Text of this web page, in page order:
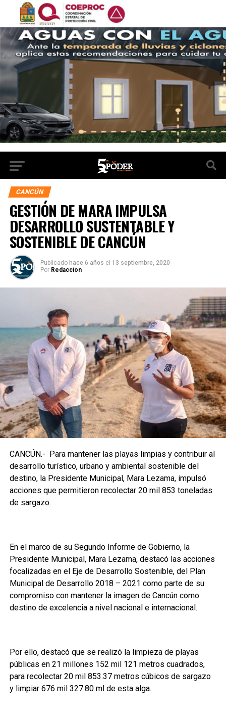
CANCÚN
GESTIÓN DE MARA IMPULSA
DESARROLLO SUSTENTABLE Y
SOSTENIBLE DE CANCÚN
Publicado hace 6 años el 13 septiembre, 2020
Por Redaccion
CANCÚN.- Para mantener las playas limpias y contribuir al
desarrollo turístico, urbano y ambiental sostenible del
destino, la Presidente Municipal, Mara Lezama, impulsó
acciones que permitieron recolectar 20 mil 853 toneladas
de sargazo.
En el marco de su Segundo Informe de Gobierno, la
Presidente Municipal, Mara Lezama, destacó las acciones
focalizadas en el Eje de Desarrollo Sostenible, del Plan
Municipal de Desarrollo 2018 – 2021 como parte de su
compromiso con mantener la imagen de Cancún como
destino de excelencia a nivel nacional e internacional.
Por ello, destacó que se realizó la limpieza de playas
públicas en 21 millones 152 mil 121 metros cuadrados,
para recolectar 20 mil 853.37 metros cúbicos de sargazo
y limpiar 676 mil 327.80 ml de esta alga.